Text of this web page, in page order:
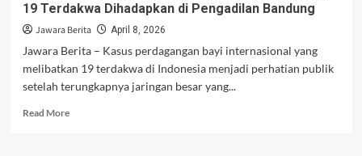
19 Terdakwa Dihadapkan di Pengadilan Bandung
Jawara Berita April 8, 2026
Jawara Berita – Kasus perdagangan bayi internasional yang
melibatkan 19 terdakwa di Indonesia menjadi perhatian publik
setelah terungkapnya jaringan besar yang...
Read MoreRead